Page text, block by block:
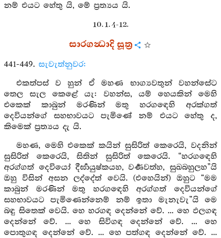
නම් එයට හේතු යි, මේ ප්‍රත්‍යය යි.
10. 1. 4-12.
සාරගන්‍ධාදි සූත්‍ර
441-449. සැවැත්නුවර:
එකත්පස් ව හුන් ඒ මහණ භාග්‍යවතුන් වහන්සේට
තෙල සැල කෙළේ යැ: වහන්ස, යම් හෙයකින් මෙහි
එකෙක් කාබුන් මරණින් මතු හරගඳෙහි අරක්ගත්
දෙවියන්ගේ සහභාවයට පැමිණේ නම් එයට හේතු ද,
කිමෙක් ප්‍රත්‍යය දැ යි.
මහණ, මෙහි එකෙක් කයින් සුසිරිත් කෙරෙයි, වදනින්
සුසිරිත් කෙරෙයි, සිතින් සුසිරිත් කෙරෙයි. “හරගඳෙහි
අරග්ගත් දෙවියෝ දීර්‍ඝායුෂ්කයහ, වර්‍ණවත්හ, සුඛබහුලහ”යි
ඔහු විසින් අසන ලද්දේත් වෙයි. (එහෙයින්) ඔහුට “මම
කාබුන් මරණින් මතු හරගඳෙහි අරග්ගත් දෙවියන්ගේ
සහභාවයට පැමිණෙන්නෙම් නම් ඉතා මැනැවැ”යි මෙ
බඳු සිතෙක් වෙයි. හෙ හරගඳ දෙන්නේ වේ. ... හෙ ඵලගඳ
දෙන්නේ වේ. ... හෙ සිවිගඳ දෙන්නේ වේ. ... හෙ
පොතුගඳ දෙන්නේ වේ. ... හෙ පත්ගඳ දෙන්නේ වේ. ...